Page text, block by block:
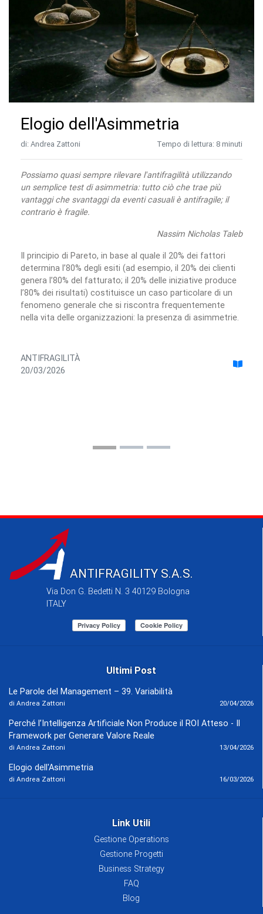
Elogio dell'Asimmetria
di: Andrea Zattoni Tempo di lettura: 8 minuti
Possiamo quasi sempre rilevare l'antifragilità utilizzando
un semplice test di asimmetria: tutto ciò che trae più
vantaggi che svantaggi da eventi casuali è antifragile; il
contrario è fragile.
Nassim Nicholas Taleb
Il principio di Pareto, in base al quale il 20% dei fattori
determina l’80% degli esiti (ad esempio, il 20% dei clienti
genera l’80% del fatturato; il 20% delle iniziative produce
l’80% dei risultati) costituisce un caso particolare di un
fenomeno generale che si riscontra frequentemente
nella vita delle organizzazioni: la presenza di asimmetrie.
ANTIFRAGILITÀ
20/03/2026
ANTIFRAGILITY S.A.S.
Via Don G. Bedetti N. 3 40129 Bologna
ITALY
Ultimi Post
Le Parole del Management – 39. Variabilità
di Andrea Zattoni 20/04/2026
Perché l’Intelligenza Artificiale Non Produce il ROI Atteso - Il
Framework per Generare Valore Reale
di Andrea Zattoni 13/04/2026
Elogio dell'Asimmetria
di Andrea Zattoni 16/03/2026
Link Utili
Gestione Operations
Gestione Progetti
Business Strategy
FAQ
Blog